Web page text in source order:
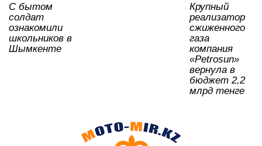
С бытом
солдат
ознакомили
школьников в
Шымкенте
Крупный
реализатор
сжиженного
газа
компания
«Petrosun»
вернула в
бюджет 2,2
млрд тенге